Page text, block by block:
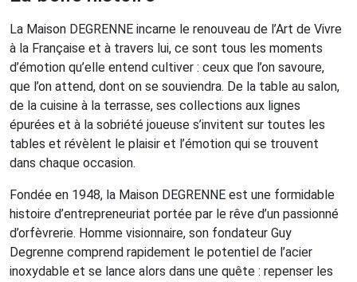
La Maison DEGRENNE incarne le renouveau de l’Art de Vivre
à la Française et à travers lui, ce sont tous les moments
d’émotion qu’elle entend cultiver : ceux que l’on savoure,
que l’on attend, dont on se souviendra. De la table au salon,
de la cuisine à la terrasse, ses collections aux lignes
épurées et à la sobriété joueuse s’invitent sur toutes les
tables et révèlent le plaisir et l’émotion qui se trouvent
dans chaque occasion.
Fondée en 1948, la Maison DEGRENNE est une formidable
histoire d’entrepreneuriat portée par le rêve d’un passionné
d’orfèvrerie. Homme visionnaire, son fondateur Guy
Degrenne comprend rapidement le potentiel de l’acier
inoxydable et se lance alors dans une quête : repenser les